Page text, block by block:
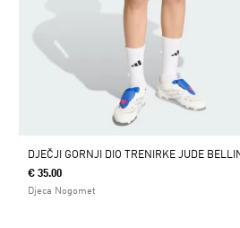
DJEČJI GORNJI DIO TRENIRKE JUDE
€ 35.00
Djeca Nogomet